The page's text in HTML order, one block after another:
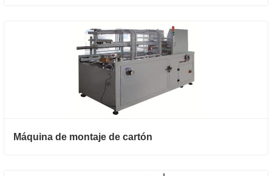
Máquina de montaje de cartón